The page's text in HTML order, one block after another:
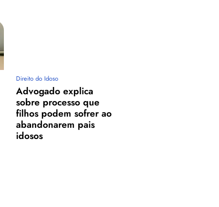
Direito do Idoso
Advogado explica
sobre processo que
filhos podem sofrer ao
abandonarem pais
idosos